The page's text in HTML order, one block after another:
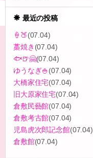
最近の投稿
‪🍦‬🍑(07.04)
藁焼き (07.04)
🐟🍺🤗(07.04)
ゆうなぎ🍚(07.04)
大橋家住宅(07.04)
旧大原家住宅(07.04)
倉敷民藝館(07.04)
倉敷考古館(07.04)
児島虎次郎記念館(07.04)
倉敷館(07.04)